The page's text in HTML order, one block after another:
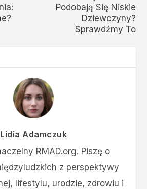
Podobają Się Niskie
Dziewczyny?
Sprawdźmy To
Lidia Adamczuk
RMAD.org. Piszę o
z perspektywy
lifestylu, urodzie, zdrowiu i